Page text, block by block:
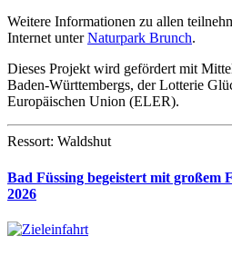
Weitere Informationen zu allen
Internet unterNaturpark Brunch.
Dieses Projekt wird gefördert mit
Baden-Württembergs, der Lotterie
Europäischen Union (ELER).
Ressort: Waldshut
Bad Füssing begeistert mit großem
2026